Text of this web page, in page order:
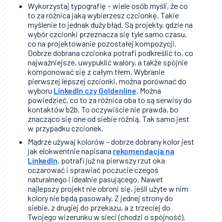
Wykorzystaj typografię – wiele osób myśli, że co
to za różnica jaką wybierzesz czcionkę. Takie
myślenie to jednak duży błąd. Są projekty, gdzie na
wybór czcionki przeznacza się tyle samo czasu,
co na projektowanie pozostałej kompozycji.
Dobrze dobrana czcionka potrafi podkreślić to, co
najważniejsze, uwypuklić walory, a także spójnie
komponować się z całym tłem. Wybranie
pierwszej lepszej czcionki, można porównać do
wyboru LinkedIn czy Goldenline. Można
powiedzieć, co to za różnica oba to są serwisy do
kontaktów b2b. To oczywiście nie prawda, bo
znacząco się one od siebie różnią. Tak samo jest
w przypadku czcionek.
Mądrze używaj kolorów – dobrze dobrany kolor jest
jak elokwentnie napisana rekomendacja na
LinkedIn, potrafi już na pierwszy rzut oka
oczarować i sprawiać poczucie czegoś
naturalnego i idealnie pasującego. Nawet
najlepszy projekt nie obroni się, jeśli użyte w nim
kolory nie będą pasowały. Z jednej strony do
siebie, z drugiej do przekazu, a z trzeciej do
Twojego wizerunku w sieci (chodzi o spójność).